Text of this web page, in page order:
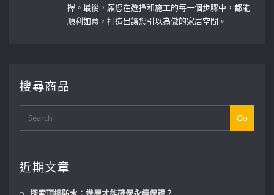
擇。最後，願您在選擇和施工的每一個步驟中，都能
順利如意，打造出讓您引以為傲的家居空間。
搜尋商品
Go
近期文章